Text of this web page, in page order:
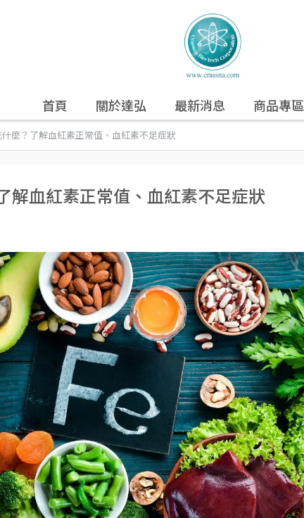
首頁 關於達弘 最新消息 商品專區
麼？了解血紅素正常值、血紅素不足症狀
解血紅素正常值、血紅素不足症狀